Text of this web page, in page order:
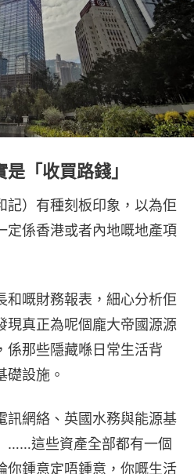
「收買路錢」
記）有種刻板印象，以為佢
定係香港或者內地嘅地產項
和嘅財務報表，細心分析佢
現真正為呢個龐大帝國源源
係那些隱藏喺日常生活背
礎設施。
訊網絡、英國水務與能源基
……這些資產全部都有一個
你鍾意定唔鍾意，你嘅生活